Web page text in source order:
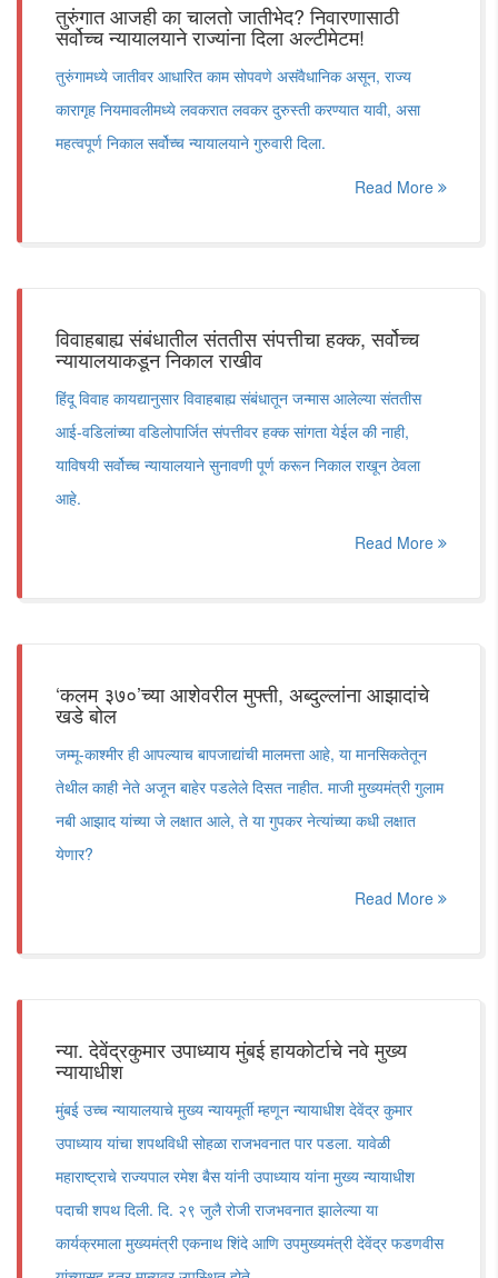
तुरुंगात आजही का चालतो जातीभेद? निवारणासाठी
सर्वोच्च न्यायालयाने राज्यांना दिला अल्टीमेटम!
तुरुंगामध्ये जातीवर आधारित काम सोपवणे असंवैधानिक असून, राज्य
कारागृह नियमावलीमध्ये लवकरात लवकर दुरुस्ती करण्यात यावी, असा
महत्वपूर्ण निकाल सर्वोच्च न्यायालयाने गुरुवारी दिला.
Read More
विवाहबाह्य संबंधातील संततीस संपत्तीचा हक्क, सर्वोच्च
न्यायालयाकडून निकाल राखीव
हिंदू विवाह कायद्यानुसार विवाहबाह्य संबंधातून जन्मास आलेल्या संततीस
आई-वडिलांच्या वडिलोपार्जित संपत्तीवर हक्क सांगता येईल की नाही,
याविषयी सर्वोच्च न्यायालयाने सुनावणी पूर्ण करून निकाल राखून ठेवला
आहे.
Read More
‘कलम ३७०’च्या आशेवरील मुफ्ती, अब्दुल्लांना आझादांचे
खडे बोल
जम्मू-काश्मीर ही आपल्याच बापजाद्यांची मालमत्ता आहे, या मानसिकतेतून
तेथील काही नेते अजून बाहेर पडलेले दिसत नाहीत. माजी मुख्यमंत्री गुलाम
नबी आझाद यांच्या जे लक्षात आले, ते या गुपकर नेत्यांच्या कधी लक्षात
येणार?
Read More
न्या. देवेंद्रकुमार उपाध्याय मुंबई हायकोर्टाचे नवे मुख्य
न्यायाधीश
मुंबई उच्च न्यायालयाचे मुख्य न्यायमूर्ती म्हणून न्यायाधीश देवेंद्र कुमार
उपाध्याय यांचा शपथविधी सोहळा राजभवनात पार पडला. यावेळी
महाराष्ट्राचे राज्यपाल रमेश बैस यांनी उपाध्याय यांना मुख्य न्यायाधीश
पदाची शपथ दिली. दि. २९ जुलै रोजी राजभवनात झालेल्या या
कार्यक्रमाला मुख्यमंत्री एकनाथ शिंदे आणि उपमुख्यमंत्री देवेंद्र फडणवीस